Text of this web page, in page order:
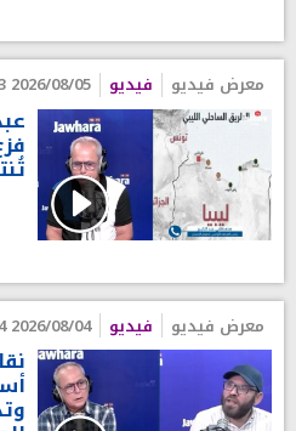
معرض فيديو فيديو 2026/08/05 10:33
معرض فيديو فيديو 2026/08/04 11:04